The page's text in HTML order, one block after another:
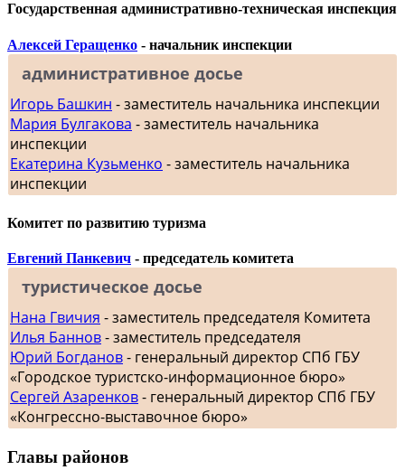
Государственная административно-техническая инспекция
Алексей Геращенко - начальник инспекции
административное досье
Игорь Башкин - заместитель начальника инспекции
Мария Булгакова - заместитель начальника
инспекции
Екатерина Кузьменко - заместитель начальника
инспекции
Комитет по развитию туризма
Евгений Панкевич - председатель комитета
туристическое досье
Нана Гвичия - заместитель председателя Комитета
Илья Баннов- заместитель председателя
Юрий Богданов- генеральный директор СПб ГБУ
«Городское туристско-информационное бюро»
Сергей Азаренков- генеральный директор СПб ГБУ
«Конгрессно-выставочное бюро»
Главы районов